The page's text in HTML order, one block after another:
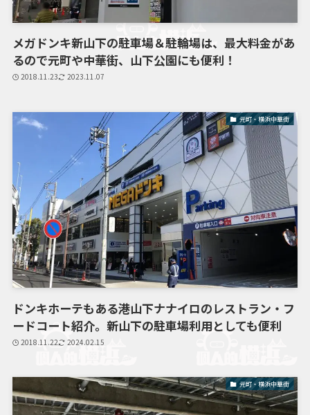
メガドンキ新山下の駐車場＆駐輪場は、最大料金があ
るので元町や中華街、山下公園にも便利！
2018.11.23 2023.11.07
元町・横浜中華街
ドンキホーテもある港山下ナナイロのレストラン・フ
ードコート紹介。新山下の駐車場利用としても便利
2018.11.22 2024.02.15
元町・横浜中華街